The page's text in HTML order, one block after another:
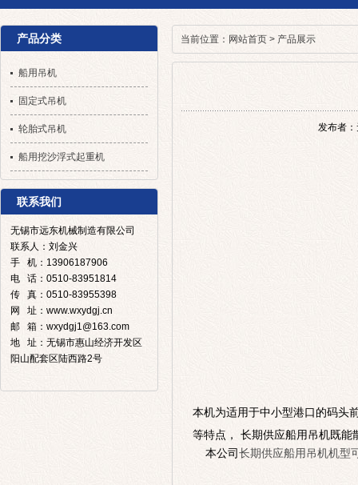
当前位置： 网站首页 > 产品展示
发布者
本机为适用于中小型港口的码头
等特点 ， 长期供应船用吊机既能
本公司长期供应船用吊机机型
产品分类
船用吊机
固定式吊机
轮胎式吊机
船用挖沙浮式起重机
联系我们
无锡市远东机械制造有限公司
联系人：刘金兴
手 机：13906187906
电 话：0510-83951814
传 真：0510-83955398
网 址：www.wxydgj.cn
邮 箱：wxydgj1@163.com
地 址：无锡市惠山经济开发区
阳山配套区陆西路2号